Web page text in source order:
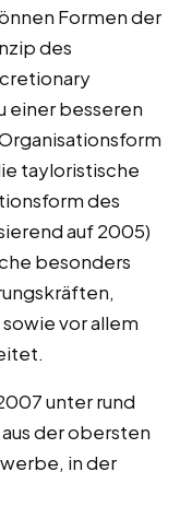
Formen der
des
einer besseren
tayloristische
des
auf 2005)
besonders
vor allem
unter rund
der obersten
in der